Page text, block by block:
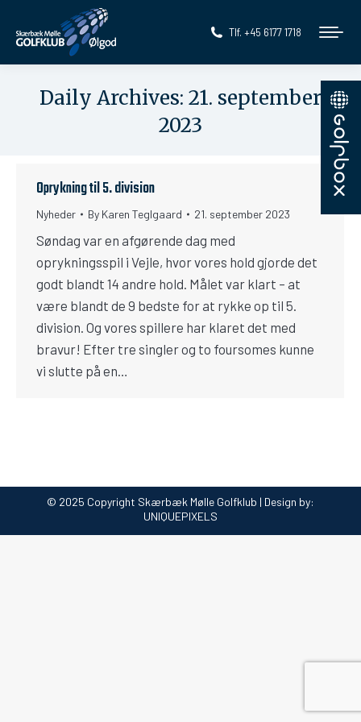
Tlf. +45 6177 1718
Daily Archives: 21. september
2023
Oprykning til 5. division
Nyheder By Karen Teglgaard 21. september 2023
Søndag var en afgørende dag med
oprykningsspil i Vejle, hvor vores hold gjorde det
godt blandt 14 andre hold. Målet var klart – at
være blandt de 9 bedste for at rykke op til 5.
division. Og vores spillere har klaret det med
bravur! Efter tre singler og to foursomes kunne
vi slutte på en…
© 2025 Copyright Skærbæk Mølle Golfklub | Design by:
UNIQUEPIXELS